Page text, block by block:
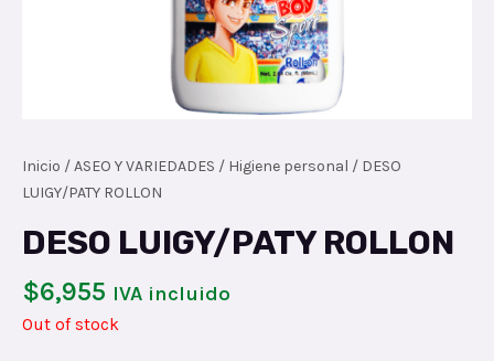
Inicio /ASEO Y VARIEDADES / Higiene personal / DESO
LUIGY/PATY ROLLON
DESO LUIGY/PATY ROLLON
$6,955 IVA incluido
Out of stock